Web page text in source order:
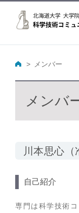
メンバー
メンバ
川本思心（
自己紹介
専門は科学技術